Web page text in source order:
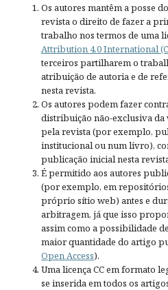
Os autores mantêm a posse do
revista o direito de fazer a
trabalho nos termos de uma
Attribution 4.0 International
terceiros partilharem o
atribuição de autoria e de
nesta revista.
Os autores podem fazer
distribuição não-exclusiva
pela revista (por exemplo,
institucional ou num livro),
publicação inicial nesta
É permitido aos autores
(por exemplo, em
próprio sítio web) antes e
arbitragem, já que isso
assim como a possibilidade
maior quantidade do artigo
Open Access).
Uma licença CC em formato
se inserida em todos os